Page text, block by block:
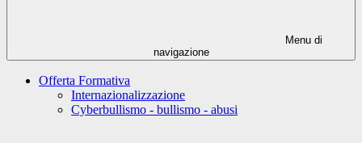
Menu di
navigazione
Offerta Formativa
Internazionalizzazione
Cyberbullismo - bullismo - abusi